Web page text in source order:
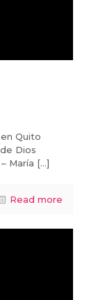
Quito
Dios
María […]
Read more